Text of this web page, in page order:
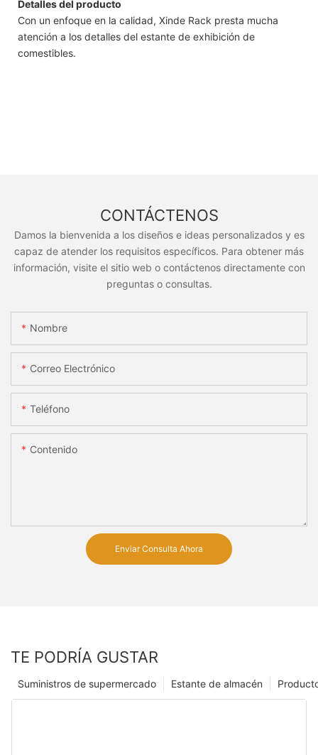
Detalles del producto
Con un enfoque en la calidad, Xinde Rack presta mucha
atención a los detalles del estante de exhibición de
comestibles.
CONTÁCTENOS
Damos la bienvenida a los diseños e ideas personalizados y es
capaz de atender los requisitos específicos. Para obtener más
información, visite el sitio web o contáctenos directamente con
preguntas o consultas.
Nombre
Correo Electrónico
Teléfono
Contenido
Enviar Consulta Ahora
TE PODRÍA GUSTAR
Estante de almacén
Suministros de supermercado